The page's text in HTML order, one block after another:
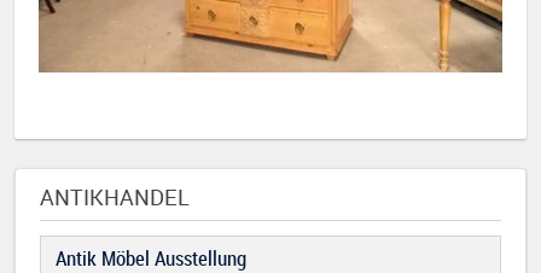
ANTIKHANDEL
Antik Möbel Ausstellung